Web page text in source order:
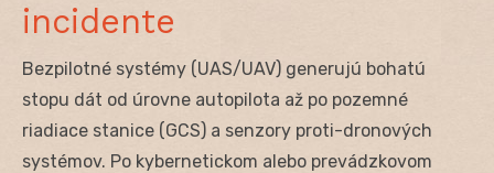
incidente
Bezpilotné systémy (UAS/UAV) generujú bohatú
stopu dát od úrovne autopilota až po pozemné
riadiace stanice (GCS) a senzory proti-dronových
systémov. Po kybernetickom alebo prevádzkovom